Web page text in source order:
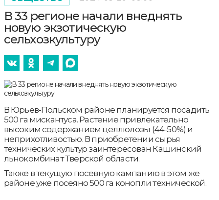
В 33 регионе начали внеднять
новую экзотическую
сельхозкультуру
В Юрьев-Польском районе планируется посадить
500 га мискантуса. Растение привлекательно
высоким содержанием целлюлозы (44-50%) и
неприхотливостью. В приобретении сырья
технических культур заинтересован Кашинский
льнокомбинат Тверской области.
Также в текущую посевную кампанию в этом же
районе уже посеяно 500 га конопли технической.